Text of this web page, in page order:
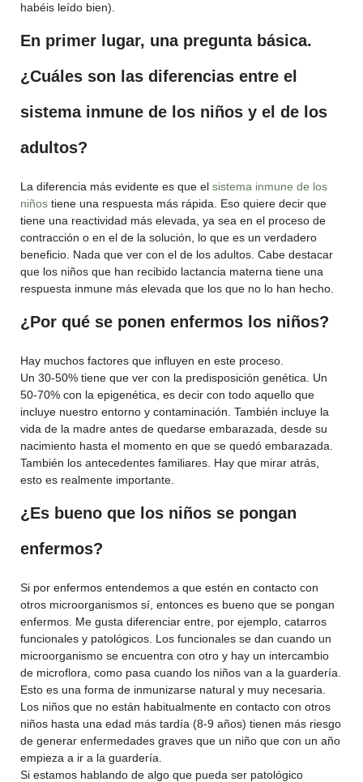
habéis leído bien).
En primer lugar, una pregunta básica.
¿Cuáles son las diferencias entre el
sistema inmune de los niños y el de los
adultos?
La diferencia más evidente es que el sistema inmune de los
niños tiene una respuesta más rápida. Eso quiere decir que
tiene una reactividad más elevada, ya sea en el proceso de
contracción o en el de la solución, lo que es un verdadero
beneficio. Nada que ver con el de los adultos. Cabe destacar
que los niños que han recibido lactancia materna tiene una
respuesta inmune más elevada que los que no lo han hecho.
¿Por qué se ponen enfermos los niños?
Hay muchos factores que influyen en este proceso.
Un 30-50% tiene que ver con la predisposición genética. Un
50-70% con la epigenética, es decir con todo aquello que
incluye nuestro entorno y contaminación. También incluye la
vida de la madre antes de quedarse embarazada, desde su
nacimiento hasta el momento en que se quedó embarazada.
También los antecedentes familiares. Hay que mirar atrás,
esto es realmente importante.
¿Es bueno que los niños se pongan
enfermos?
Si por enfermos entendemos a que estén en contacto con
otros microorganismos sí, entonces es bueno que se pongan
enfermos. Me gusta diferenciar entre, por ejemplo, catarros
funcionales y patológicos. Los funcionales se dan cuando un
microorganismo se encuentra con otro y hay un intercambio
de microflora, como pasa cuando los niños van a la guardería.
Esto es una forma de inmunizarse natural y muy necesaria.
Los niños que no están habitualmente en contacto con otros
niños hasta una edad más tardía (8-9 años) tienen más riesgo
de generar enfermedades graves que un niño que con un año
empieza a ir a la guardería.
Si estamos hablando de algo que pueda ser patológico